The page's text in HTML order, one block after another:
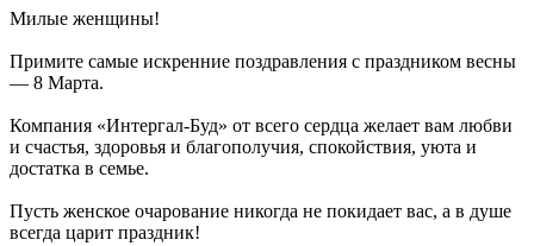
Милые женщины!
Примите самые искренние поздравления с праздником весны
— 8 Марта.
Компания «Интергал-Буд» от всего сердца желает вам любви
и счастья, здоровья и благополучия, спокойствия, уюта и
достатка в семье.
Пусть женское очарование никогда не покидает вас, а в душе
всегда царит праздник!